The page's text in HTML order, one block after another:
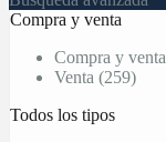
Compra y venta
Compra y venta
Venta (259)
Todos los tipos